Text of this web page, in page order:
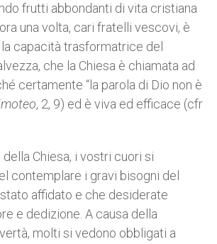
frutti abbondanti di vita cristiana
una volta, cari fratelli vescovi, è
capacità trasformatrice del
che la Chiesa è chiamata ad
certamente “la parola di Dio non è
, 2, 9) ed è viva ed efficace (cfr
Chiesa, i vostri cuori si
contemplare i gravi bisogni del
affidato e che desiderate
e dedizione. A causa della
molti si vedono obbligati a